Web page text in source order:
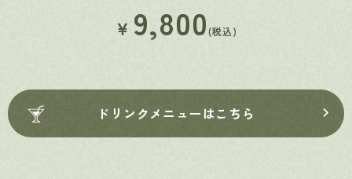
￥ 9,800(税込)
ドリンクメニューはこちら